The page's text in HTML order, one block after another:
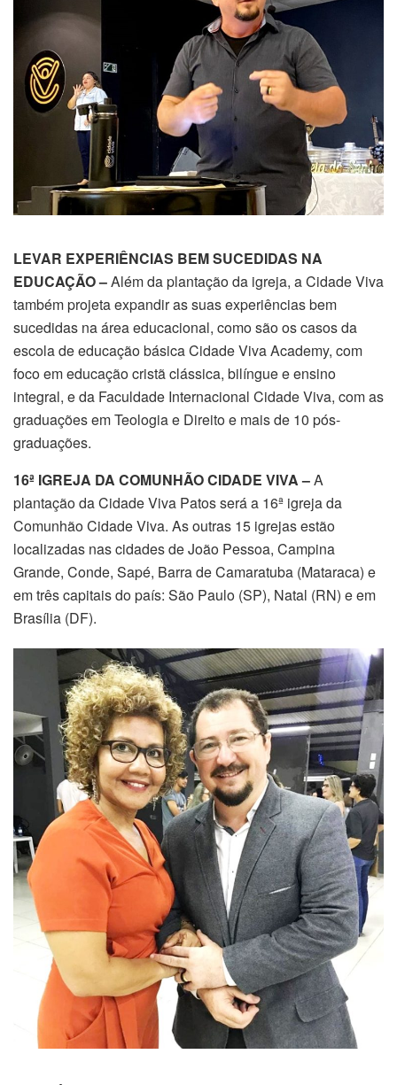
LEVAR EXPERIÊNCIAS BEM SUCEDIDAS NA
EDUCAÇÃO –Além da plantação da igreja, a Cidade Viva
também projeta expandir as suas experiências bem
sucedidas na área educacional, como são os casos da
escola de educação básica Cidade Viva Academy, com
foco em educação cristã clássica, bilíngue e ensino
integral, e da Faculdade Internacional Cidade Viva, com as
graduações em Teologia e Direito e mais de 10 pós-
graduações.
16ª IGREJA DA COMUNHÃO CIDADE VIVA –A
plantação da Cidade Viva Patos será a 16ª igreja da
Comunhão Cidade Viva. As outras 15 igrejas estão
localizadas nas cidades de João Pessoa, Campina
Grande, Conde, Sapé, Barra de Camaratuba (Mataraca) e
em três capitais do país: São Paulo (SP), Natal (RN) e em
Brasília (DF).